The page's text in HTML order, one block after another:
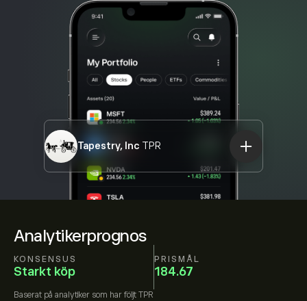
Analytikerprognos
KONSENSUS
Starkt köp
PRISMÅL
184.67
Baserat på analytiker som har följt TPR
Tapestry, Inc TPR